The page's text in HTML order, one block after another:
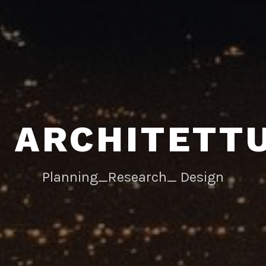
Planning_Research_ Design